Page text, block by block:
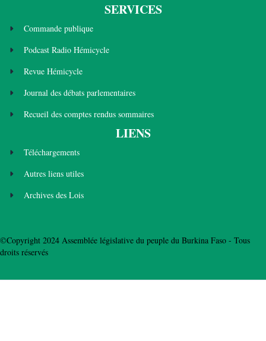
SERVICES
Commande publique
Podcast Radio Hémicycle
Revue Hémicycle
Journal des débats parlementaires
Recueil des comptes rendus sommaires
LIENS
Téléchargements
Autres liens utiles
Archives des Lois
©Copyright 2024 Assemblée législative du peuple du Burkina Faso - Tous
droits réservés